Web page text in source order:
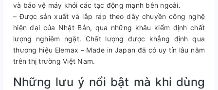
và bảo vệ máy khỏi các tạc động mạnh bên ngoài.
– Được sản xuất và lắp ráp theo dây chuyền công nghệ
hiện đại của Nhật Bản, qua những khâu kiểm định chất
lượng nghiêm ngặt. Chất lượng được khẳng định qua
thương hiệu Elemax – Made in Japan đã có uy tín lâu năm
trên thị trường Việt Nam.
Những lưu ý nổi bật mà khi dùng